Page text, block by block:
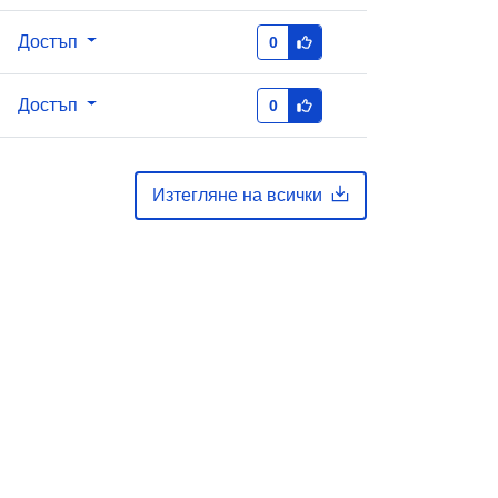
Достъп 0
Достъп 0
Изтегляне на всички